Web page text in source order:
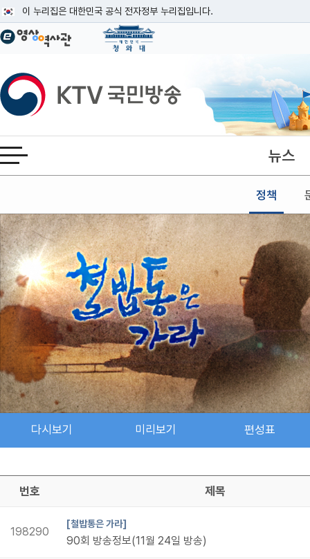
이 누리집은 대한민국 공식 전자정부 누리집입니다.
공식 누리집 주소 확인하기
이밖에 or.kr 또는 .kr등 다른 도메인 주소를 사용하고 있다면 아래 URL에서
운영중인 공식 누리집보기
KTV국민방송
전체메뉴 열기 뉴스
정책
본문
다시보기 미리보기 편성표
번호 제목
198290
[철밥통은 가라]
90회 방송정보(11월 24일 방송)
검색 조건
검색어 입력